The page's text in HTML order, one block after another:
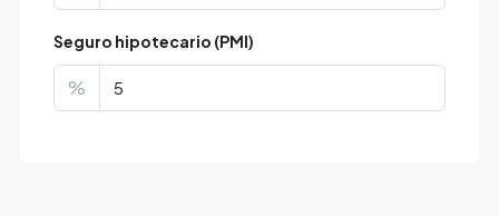
Seguro hipotecario (PMI)
%